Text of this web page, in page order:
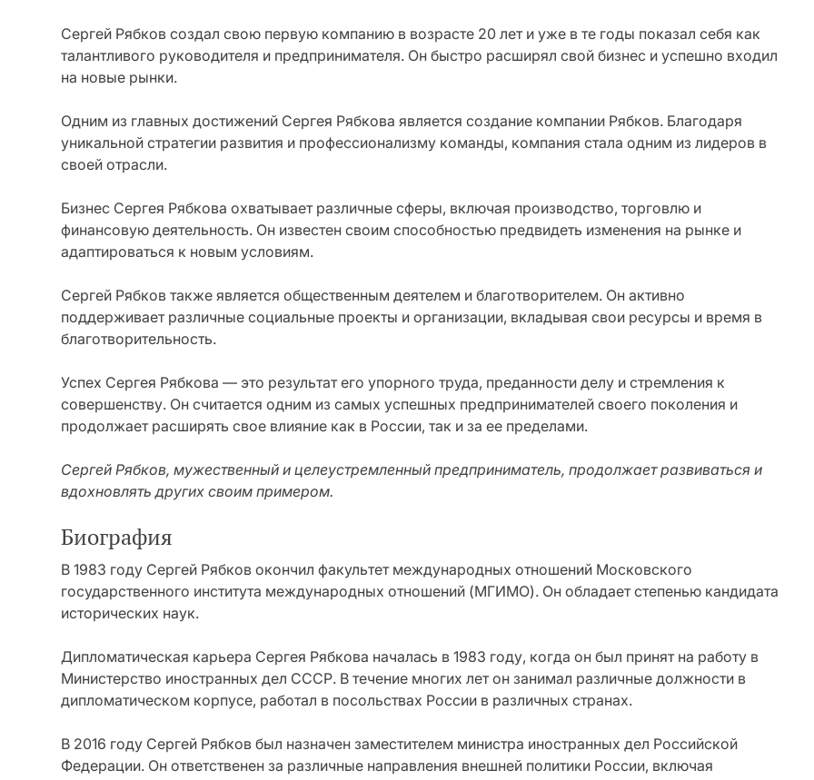
Сергей Рябков создал свою первую компанию в возрасте 20 лет и уже в те годы показал себя как
талантливого руководителя и предпринимателя. Он быстро расширял свой бизнес и успешно входил
на новые рынки.
Одним из главных достижений Сергея Рябкова является создание компании Рябков. Благодаря
уникальной стратегии развития и профессионализму команды, компания стала одним из лидеров в
своей отрасли.
Бизнес Сергея Рябкова охватывает различные сферы, включая производство, торговлю и
финансовую деятельность. Он известен своим способностью предвидеть изменения на рынке и
адаптироваться к новым условиям.
Сергей Рябков также является общественным деятелем и благотворителем. Он активно
поддерживает различные социальные проекты и организации, вкладывая свои ресурсы и время в
благотворительность.
Успех Сергея Рябкова — это результат его упорного труда, преданности делу и стремления к
совершенству. Он считается одним из самых успешных предпринимателей своего поколения и
продолжает расширять свое влияние как в России, так и за ее пределами.
Сергей Рябков, мужественный и целеустремленный предприниматель, продолжает развиваться и
вдохновлять других своим примером.
Биография
В 1983 году Сергей Рябков окончил факультет международных отношений Московского
государственного института международных отношений (МГИМО). Он обладает степенью кандидата
исторических наук.
Дипломатическая карьера Сергея Рябкова началась в 1983 году, когда он был принят на работу в
Министерство иностранных дел СССР. В течение многих лет он занимал различные должности в
дипломатическом корпусе, работал в посольствах России в различных странах.
В 2016 году Сергей Рябков был назначен заместителем министра иностранных дел Российской
Федерации. Он ответственен за различные направления внешней политики России, включая